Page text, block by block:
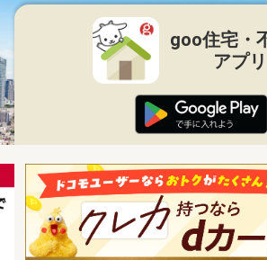
goo住宅・
アプリ